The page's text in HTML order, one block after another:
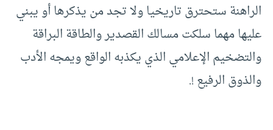
الراهنة ستحترق تاريخيا ولا تجد من يذكرها أو يبني
عليها مهما سلكت مسالك القصدير والطاقة البراقة
والتضخيم الإعلامي الذي يكذبه الواقع ويمجه الأدب
والذوق الرفيع !.